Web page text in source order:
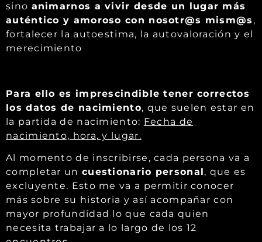
sino animarnos a vivir desde un lugar más
auténtico y amoroso con nosotr@s mism@s ,
fortalecer la autoestima, la autovaloración y el
merecimiento
Para ello es imprescindible tener correctos
los datos de nacimiento, que suelen estar en
la partida de nacimiento: Fecha de
nacimiento, hora, y lugar.
Al momento de inscribirse, cada persona va a
completar un cuestionario personal , que es
excluyente. Esto me va a permitir conocer
más sobre su historia y así acompañar con
mayor profundidad lo que cada quien
necesita trabajar a lo largo de los 12